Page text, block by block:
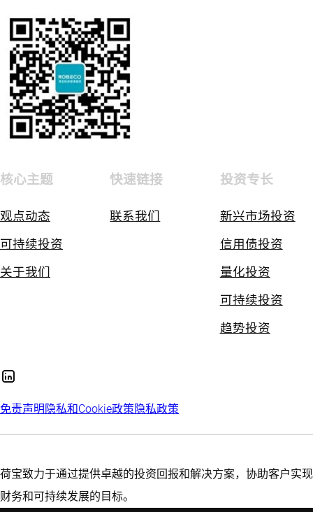
核心主题
观点动态
可持续投资
关于我们
快速链接
联系我们
投资专长
新兴市场投资
信用债投资
量化投资
可持续投资
趋势投资
免责声明 隐私和Cookie政策 隐私政策
荷宝致力于通过提供卓越的投资回报和解决方案，协助客户实现
财务和可持续发展的目标。